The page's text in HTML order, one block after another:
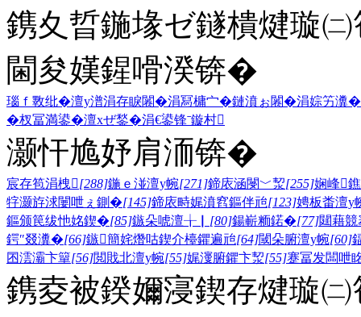
鎸夊晢鍦堟ゼ鐩樻煡璇
閫夋嫨鍟嗗湀锛�
瑙ｆ斁纰�澶у潽涓存睙闂�涓冩槦宀�鏈濆ぉ闂�涓婃竻瀵�
�杈冨満鍙�澶хぜ鍫�涓€鍙锋ˉ鏇村
灏忓尯妤肩洏锛�
宸存笣涓栧[288]鍦ｅ湴澶у帵[271]鍗庡涵閿﹀洯[255]娴峰
牸灏斿浗闄呭ぇ鍘�[145]鍗庡畤娓濆窞鏂伴兘[123]娉板畨澶у
鏂颁笢绂忚姳鍥�[85]鏃朵唬澶╁▏ [80]鍚嶄粫鍩�[77]閮藉
鍔″叕瀵�[66]鏃簡姹熸咕鍥介檯鑺遍兘[64]閾朵腑澶у帵[60]
囨澐灞卞簞[56]閲戝北澶у帵[55]娓濅腑鑺卞洯[55]蹇冨发闆呭
鎸夌被鍨嬭寖鍥存煡璇